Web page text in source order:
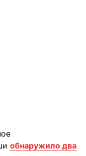
обнаружило два